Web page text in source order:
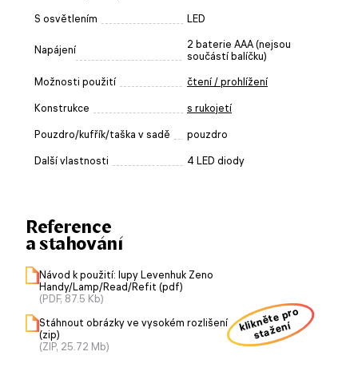
S osvětlením LED
Napájení
2 baterie AAA (nejsou
součástí balíčku)
Možnosti použití čtení / prohlížení
Konstrukce s rukojetí
Pouzdro/kufřík/taška v sadě pouzdro
Další vlastnosti 4 LED diody
Reference
a stahování
Návod k použití: lupy Levenhuk Zeno
Handy/Lamp/Read/Refit (pdf)
(PDF, 87.5 Kb)
Stáhnout obrázky ve vysokém rozlišení
(zip)
(ZIP, 25.72 Mb)
klikněte pro
stažení